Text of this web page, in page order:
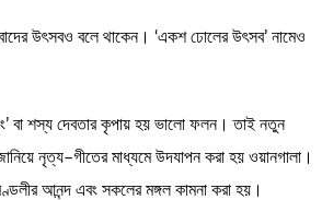
উৎসবও বলে থাকেন। ‘একশ ঢোলের উৎসব’ নামেও
বা শস্য দেবতার কৃপায় হয় ভালো ফলন। তাই নতুন
নৃত্য–গীতের মাধ্যমে উদযাপন করা হয় ওয়ানগালা।
আনন্দ এবং সকলের মঙ্গল কামনা করা হয়।